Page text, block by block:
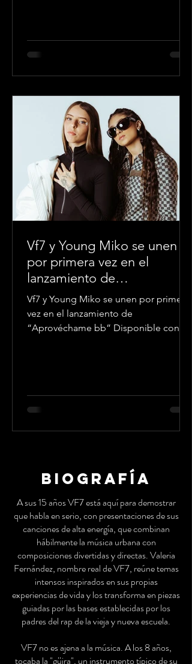
Vf7 y Young Miko se unen
por primera vez en el
lanzamiento de
“Aprovéchame bb”
Vf7 y Young Miko se unen por primera
vez en el lanzamiento de
“Aprovéchame bb” Disponible con su
biografía
A sus 15 años VF7 está aquí para demostrar
que habla en serio, con presentaciones de sus
canciones de alta energía, que combinan
hábilmente la música urbana con
composiciones divertidas y directas. Valeria
Fernández, nombre real de VF7, reúne temas
intensos inspirados en sus propias
experiencias de vida y los transforma en piezas
guiadas por las bases establecidas por los
padres del rap de la vieja y nueva escuela.
VF7 no es ajena a la música. A los 8 años,
tocaba la "güira", un instrumento típico de su